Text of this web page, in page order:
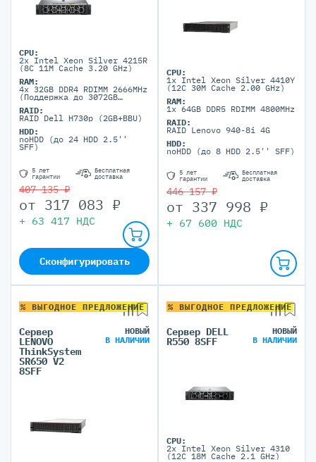
CPU:
2x Intel Xeon Silver 4215R
(8C 11M Cache 3.20 GHz)
RAM:
4x 32GB DDR4 RDIMM 2666MHz
(Поддержка до 3072GB
портов)
RAID:
RAID Dell H730p (2GB+BBU)
HDD:
noHDD (до 24 HDD 2.5''
SFF)
5 лет
гарантии
Бесплатная
доставка
407 135 ₽
от 317 083 ₽
+ 63 417 НДС
Сконфигурировать
CPU:
1x Intel Xeon Silver 4410Y
(12C 30M Cache 2.00 GHz)
RAM:
1х 64GB DDR5 RDIMM 4800MHz
RAID:
RAID Lenovo 940-8i 4G
HDD:
noHDD (до 8 HDD 2.5'' SFF)
5 лет
гарантии
Бесплатная
доставка
446 157 ₽
от 337 998 ₽
+ 67 600 НДС
% ВЫГОДНОЕ ПРЕДЛОЖЕНИЕ
Сервер
LENOVO
ThinkSystem
SR650 V2
8SFF
НОВЫЙ
В НАЛИЧИИ
% ВЫГОДНОЕ ПРЕДЛОЖЕНИЕ
Сервер DELL
R550 8SFF
НОВЫЙ
В НАЛИЧИИ
CPU:
2x Intel Xeon Silver 4310
(12C 18M Cache 2.1 GHz)